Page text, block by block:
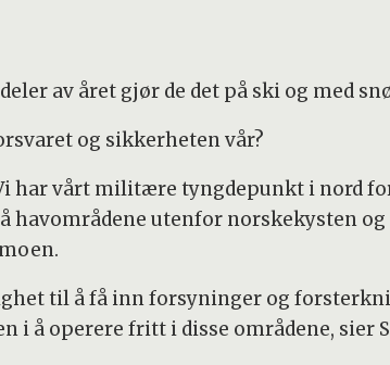
av året gjør de det på ski og med
og sikkerheten vår?
har vårt militære tyngdepunkt i nord
havområdene utenfor norskekysten
til å få inn forsyninger og
i å operere fritt i disse områdene, sier